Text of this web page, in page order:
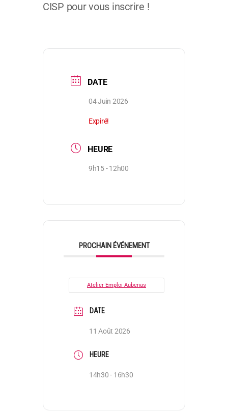
CISP pour vous inscrire !
DATE
04 Juin 2026
Expiré!
HEURE
9h15 - 12h00
PROCHAIN ÉVÉNEMENT
Atelier Emploi Aubenas
DATE
11 Août 2026
HEURE
14h30 - 16h30